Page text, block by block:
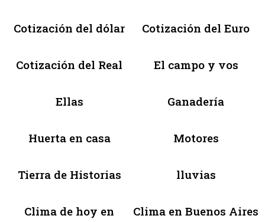
Cotización del dólar Cotización del Euro
Cotización del Real El campo y vos
Ellas Ganadería
Huerta en casa Motores
Tierra de Historias lluvias
Clima de hoy en
Clima en Buenos Aires